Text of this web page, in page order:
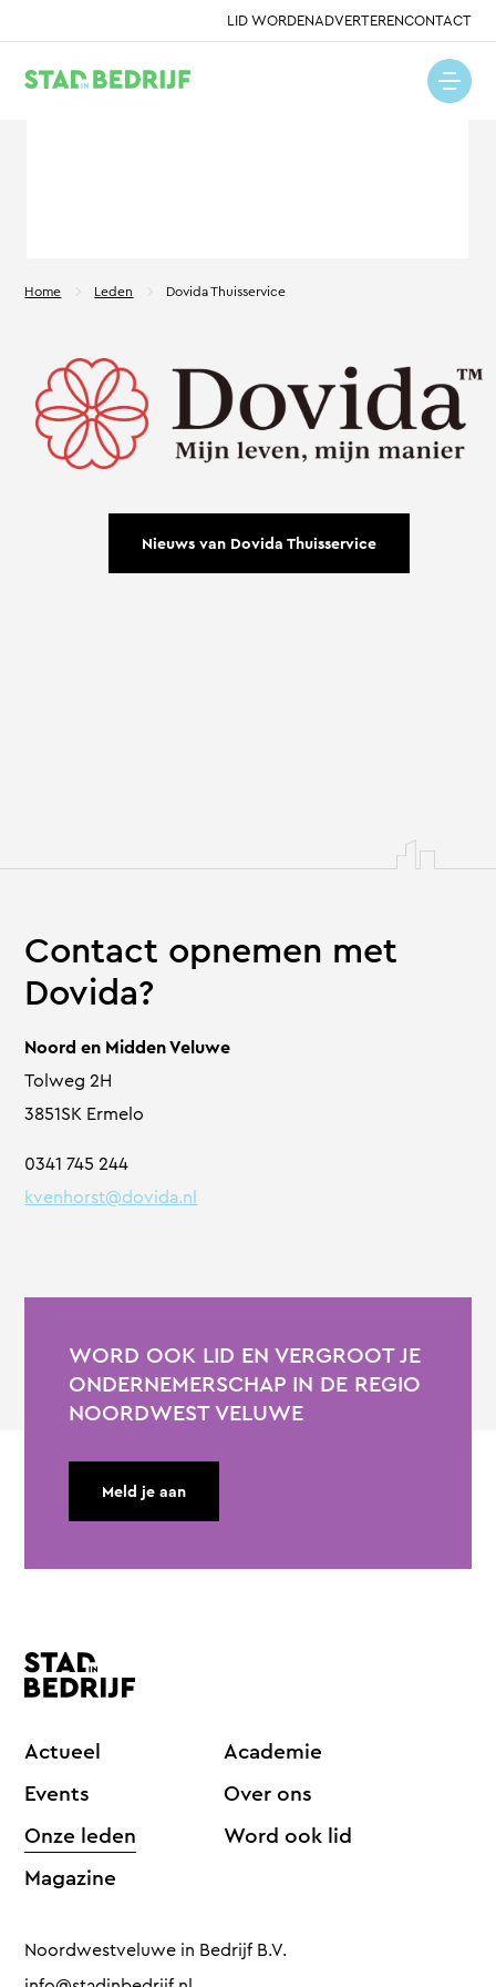
LID WORDENADVERTERENCONTACT
Home Leden Dovida Thuisservice
Contact opnemen met
Dovida?
Noord en Midden Veluwe
Tolweg 2H
3851SK Ermelo
0341 745 244
kvenhorst@dovida.nl
Nieuws van Dovida Thuisservice
WORD OOK LID EN VERGROOT JE
ONDERNEMERSCHAP IN DE REGIO
NOORDWEST VELUWE
Meld je aan
Actueel
Events
Onze leden
Magazine
Academie
Over ons
Word ook lid
Noordwestveluwe in Bedrijf B.V.